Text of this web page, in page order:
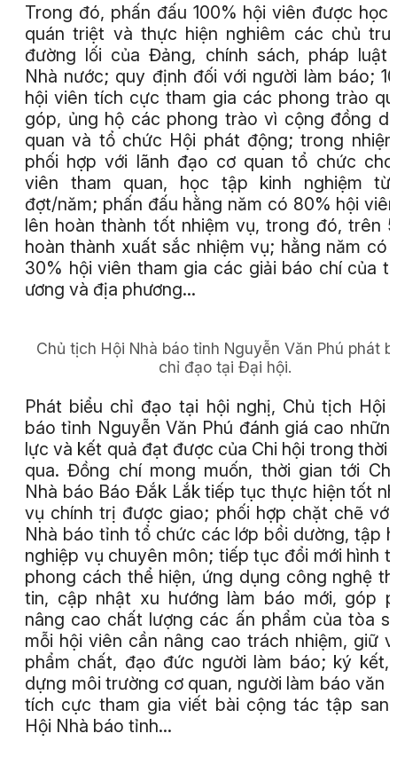
Trong đó, phấn đấu 100% hội viên được học
quán triệt và thực hiện nghiêm các chủ
đường lối của Đảng, chính sách, pháp luật
Nhà nước; quy định đối với người làm báo;
hội viên tích cực tham gia các phong trào
góp, ủng hộ các phong trào vì cộng đồng
quan và tổ chức Hội phát động; trong
phối hợp với lãnh đạo cơ quan tổ chức
viên tham quan, học tập kinh nghiệm từ
đợt/năm; phấn đấu hằng năm có 80% hội
lên hoàn thành tốt nhiệm vụ, trong đó, trên
hoàn thành xuất sắc nhiệm vụ; hằng năm có
30% hội viên tham gia các giải báo chí của
ương và địa phương…
Chủ tịch Hội Nhà báo tỉnh Nguyễn Văn Phú phát
chỉ đạo tại Đại hội.
Phát biểu chỉ đạo tại hội nghị, Chủ tịch Hội
báo tỉnh Nguyễn Văn Phú đánh giá cao
lực và kết quả đạt được của Chi hội trong thời
qua. Đồng chí mong muốn, thời gian tới
Nhà báo Báo Đắk Lắk tiếp tục thực hiện tốt
vụ chính trị được giao; phối hợp chặt chẽ với
Nhà báo tỉnh tổ chức các lớp bồi dường, tập
nghiệp vụ chuyên môn; tiếp tục đổi mới hình
phong cách thể hiện, ứng dụng công nghệ
tin, cập nhật xu hướng làm báo mới, góp
nâng cao chất lượng các ấn phẩm của tòa
mỗi hội viên cần nâng cao trách nhiệm, giữ
phẩm chất, đạo đức người làm báo; ký kết,
dựng môi trường cơ quan, người làm báo văn
tích cực tham gia viết bài cộng tác tập san
Hội Nhà báo tỉnh...